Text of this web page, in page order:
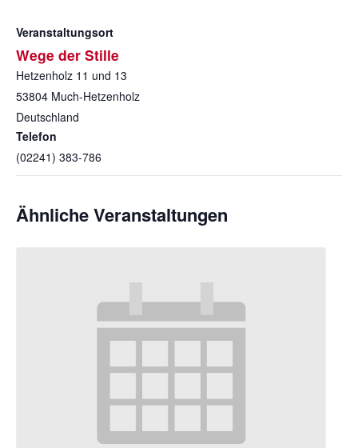
Veranstaltungsort
Wege der Stille
Hetzenholz 11 und 13
53804 Much-Hetzenholz
Deutschland
Telefon
(02241) 383-786
Ähnliche Veranstaltungen